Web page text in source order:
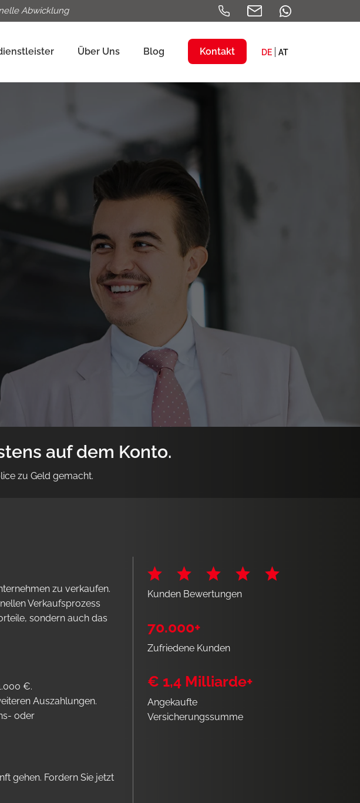
Abwicklung
Über Uns Blog Kontakt DE AT
auf dem Konto.
zu Geld gemacht.
zu verkaufen.
Verkaufsprozess
sondern auch das
€.
Auszahlungen.
oder
gehen. Fordern Sie jetzt
Kunden Bewertungen
70.000+
Zufriedene Kunden
€ 1,4 Milliarde+
Angekaufte
Versicherungssumme